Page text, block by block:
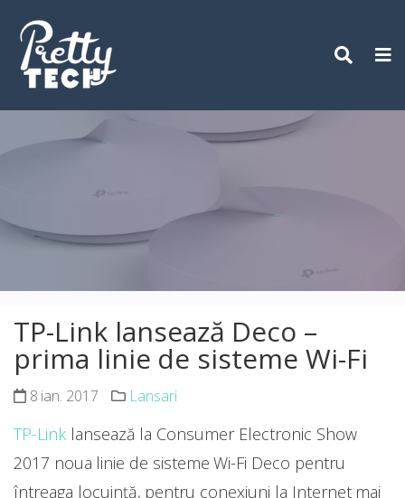
content
TP-Link lansează Deco –
prima linie de sisteme Wi-Fi
8 ian. 2017 Lansari
TP-Link lansează la Consumer Electronic Show
2017 noua linie de sisteme Wi-Fi Deco pentru
întreaga locuință, pentru conexiuni la Internet mai